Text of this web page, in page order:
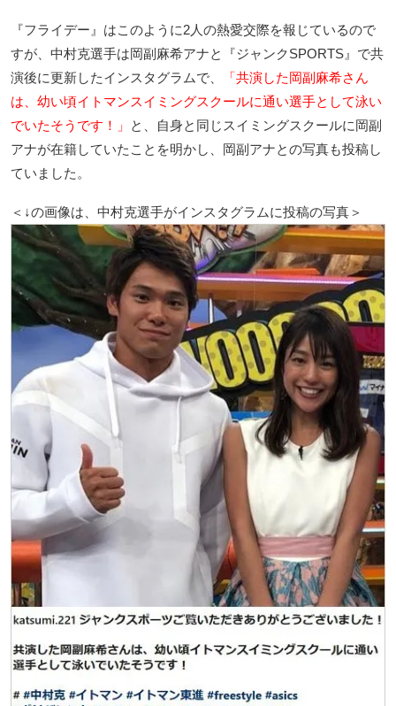
『フライデー』はこのように2人の熱愛交際を報じているので
すが、中村克選手は岡副麻希アナと『ジャンクSPORTS』で共
演後に更新したインスタグラムで、
「共演した岡副麻希さん
は、幼い頃イトマンスイミングスクールに通い選手として泳い
でいたそうです！」
と、自身と同じスイミングスクールに岡副
アナが在籍していたことを明かし、岡副アナとの写真も投稿し
ていました。
＜↓の画像は、中村克選手がインスタグラムに投稿の写真＞